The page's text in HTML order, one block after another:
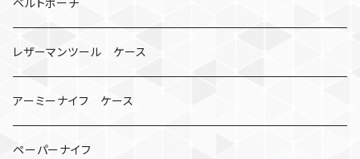
オニヤンマ
ビーズ
手裏剣
コインケース
紙
カードケース
ベルトポーチ
レザーマンツール ケース
アーミーナイフ ケース
ペーパーナイフ